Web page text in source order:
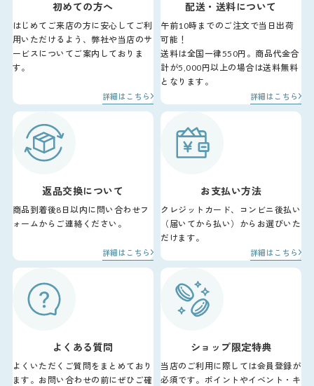
初めての方へ
はじめてご来店の方に安心してご利
用いただけるよう、弊社や当店のサ
ービスについてご案内しておりま
す。
詳細はこちら
配送・送料について
午前10時までのご注文で当日出荷
可能！
送料は全国一律550円。商品代金合
計が5,000円以上の場合は送料無料
となります。
詳細はこちら
返品交換について
商品到着後8日以内に問い合わせフ
ォームからご連絡ください。
詳細はこちら
お支払い方法
クレジットカード、コンビニ後払い
（届いてから払い）からお選びいた
だけます。
詳細はこちら
よくある質問
よくいただくご質問をまとめており
ます。お問い合わせの前にぜひご確
ショップ限定特典
当店のご利用に際しては会員登録が
必須です。ポイントやイベント・キ